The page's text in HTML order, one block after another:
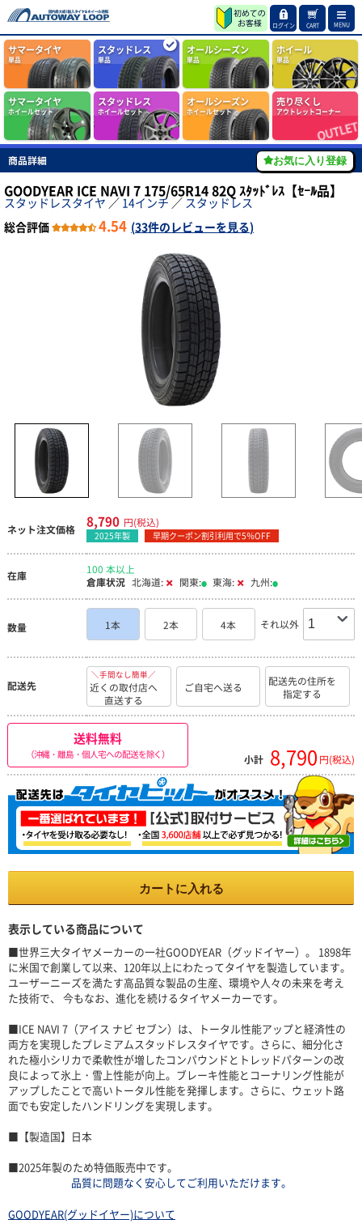
ログイン CART MENU
サマータイヤ
単品
スタッドレス
単品
オールシーズン
単品
ホイール
単品
サマータイヤ
ホイールセット
スタッドレス
ホイールセット
オールシーズン
ホイールセット
売り尽くし
アウトレットコーナー
商品詳細 お気に入り登録
GOODYEAR ICE NAVI 7 175/65R14 82Q ｽﾀｯﾄﾞﾚｽ【ｾｰﾙ品】
スタッドレスタイヤ ／ 14インチ ／ スタッドレス
総合評価
4.54 (33件のレビューを見る)
ネット注文価格 8,790 円(税込)
2025年製 早期クーポン割引利用で5％OFF
在庫
100 本以上
倉庫状況 北海道: 関東: 東海: 九州:
数量 1本 2本 4本 それ以外
配送先
＼手間なし簡単／
近くの取付店へ
直送する
ご自宅へ送る
配送先の住所を
指定する
送料無料
（沖縄・離島・個人宅への配送を除く） 小計 8,790 円(税込)
カートに入れる
表示している商品について
■世界三大タイヤメーカーの一社GOODYEAR（グッドイヤー）。 1898年
に米国で創業して以来、120年以上にわたってタイヤを製造しています。
ユーザーニーズを満たす高品質な製品の生産、環境や人々の未来を考え
た技術で、 今もなお、進化を続けるタイヤメーカーです。
■ICE NAVI 7（アイス ナビ セブン）は、トータル性能アップと経済性の
両方を実現したプレミアムスタッドレスタイヤです。さらに、細分化さ
れた極小シリカで柔軟性が増したコンパウンドとトレッドパターンの改
良によって氷上・雪上性能が向上。ブレーキ性能とコーナリング性能が
アップしたことで高いトータル性能を発揮します。さらに、ウェット路
面でも安定したハンドリングを実現します。
■【製造国】日本
■2025年製のため特価販売中です。
品質に問題なく安心してご利用いただけます。
GOODYEAR(グッドイヤー)について